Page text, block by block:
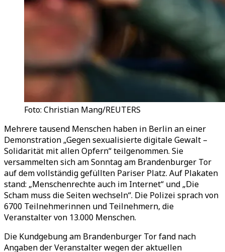
Foto: Christian Mang/REUTERS
Mehrere tausend Menschen haben in Berlin an einer
Demonstration „Gegen sexualisierte digitale Gewalt –
Solidarität mit allen Opfern“teilgenommen. Sie
versammelten sich am Sonntag am Brandenburger Tor
auf dem vollständig gefüllten Pariser Platz. Auf Plakaten
stand: „Menschenrechte auch im Internet“ und „Die
Scham muss die Seiten wechseln“. Die Polizei sprach von
6700 Teilnehmerinnen und Teilnehmern, die
Veranstalter von 13.000 Menschen.
Die Kundgebung am Brandenburger Tor fand nach
Angaben der Veranstalter wegen der aktuellen